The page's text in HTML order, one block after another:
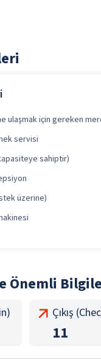
ulaşmak için gereken
servisi
sahiptir)
üzerine)
Önemli
Çıkış
11